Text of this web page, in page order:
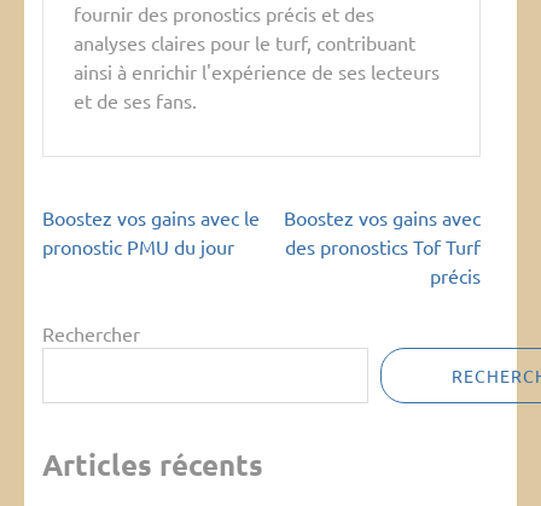
fournir des pronostics précis et des
analyses claires pour le turf, contribuant
ainsi à enrichir l'expérience de ses lecteurs
et de ses fans.
Navigation
de
Boostez vos gains avec le
pronostic PMU du jour
Boostez vos gains avec
des pronostics Tof Turf
précis
Rechercher
Articles récents